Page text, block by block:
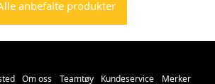
anbefalte produkter
Om oss Teamtøy Kundeservice Merker